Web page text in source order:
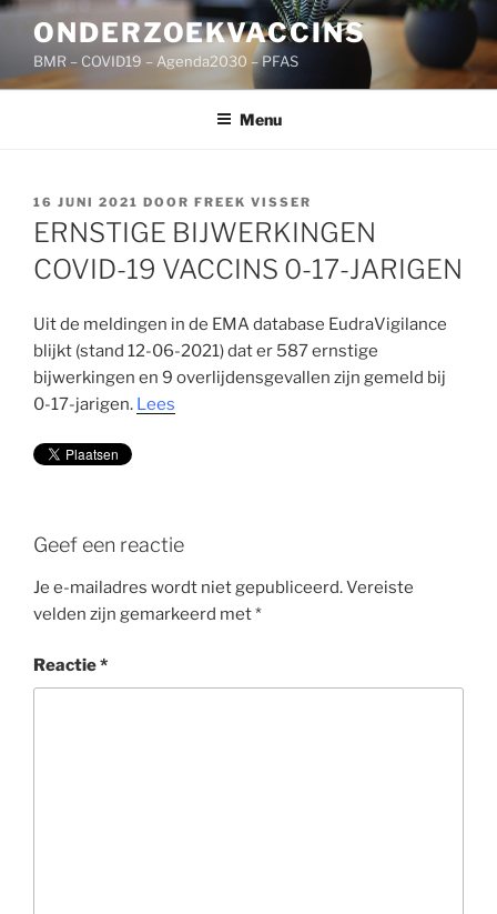
Ga
inhoud
ONDERZOEKVACCINS
BMR – COVID19 – Agenda2030 – PFAS
Menu
GEPLAATST
OP
16 JUNI 2021 DOOR FREEK VISSER
ERNSTIGE BIJWERKINGEN
COVID-19 VACCINS 0-17-JARIGEN
Uit de meldingen in de EMA database EudraVigilance
blijkt (stand 12-06-2021) dat er 587 ernstige
bijwerkingen en 9 overlijdensgevallen zijn gemeld bij
0-17-jarigen. Lees
Geef een reactie
Je e-mailadres wordt niet gepubliceerd.Vereiste
velden zijn gemarkeerd met*
Reactie*